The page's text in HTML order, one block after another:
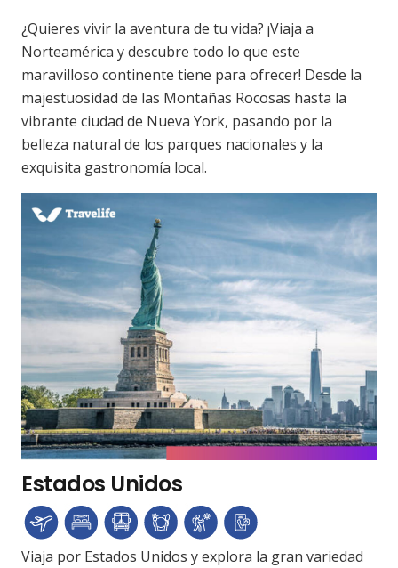
¿Quieres vivir la aventura de tu vida? ¡Viaja a
Norteamérica y descubre todo lo que este
maravilloso continente tiene para ofrecer! Desde la
majestuosidad de las Montañas Rocosas hasta la
vibrante ciudad de Nueva York, pasando por la
belleza natural de los parques nacionales y la
exquisita gastronomía local.
Estados Unidos
Viaja por Estados Unidos y explora la gran variedad